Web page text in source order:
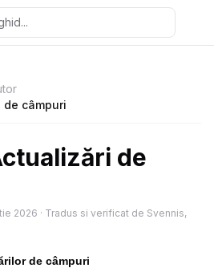
câmpuri
de
2026 · Tradus si verificat de Svennis,
de câmpuri